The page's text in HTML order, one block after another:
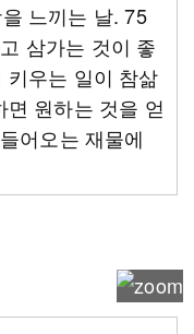
느끼는 날. 75
삼가는 것이 좋
우는 일이 참삶
원하는 것을 얻
어오는 재물에